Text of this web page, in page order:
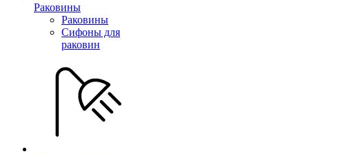
Раковины
Раковины
Сифоны для
раковин